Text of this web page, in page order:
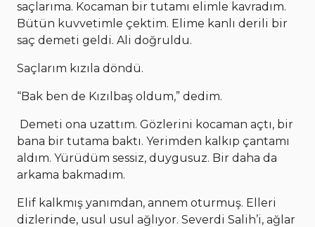
saçlarıma. Kocaman bir tutamı elimle kavradım.
Bütün kuvvetimle çektim. Elime kanlı derili bir
saç demeti geldi. Ali doğruldu.
Saçlarım kızıla döndü.
“Bak ben de Kızılbaş oldum,” dedim.
Demeti ona uzattım. Gözlerini kocaman açtı, bir
bana bir tutama baktı. Yerimden kalkıp çantamı
aldım. Yürüdüm sessiz, duygusuz. Bir daha da
arkama bakmadım.
Elif kalkmış yanımdan, annem oturmuş. Elleri
dizlerinde, usul usul ağlıyor. Severdi Salih’i, ağlar